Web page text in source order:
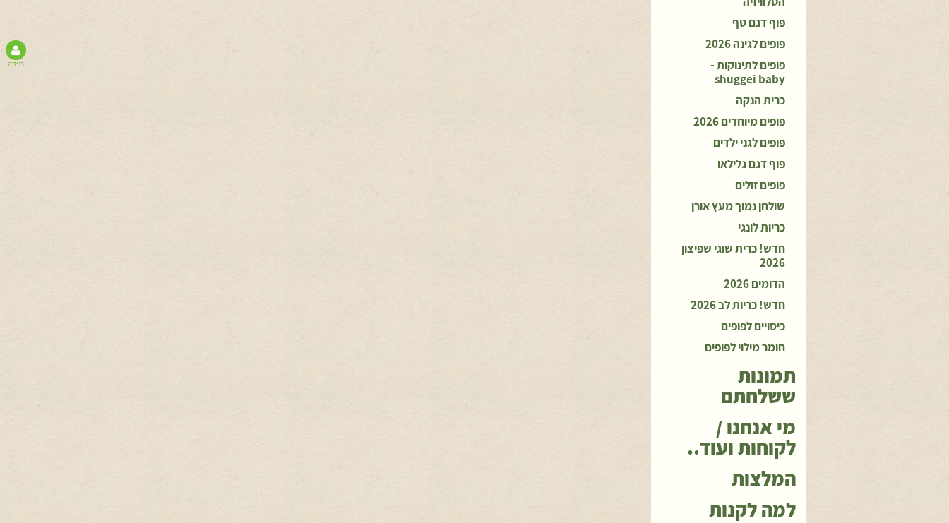
פוף דגם טף
פופים לגינה 2026
פופים לתינוקות -
shuggei baby
כרית הנקה
פופים מיוחדים 2026
פופים לגני ילדים
פוף דגם גלילאו
פופים זולים
שולחן נמוך מעץ אורן
כריות לונגי
חדש! כרית שוגי שפיצון
2026
הדומים 2026
חדש! כריות לב 2026
כיסויים לפופים
חומר מילוי לפופים
תמונות
ששלחתם
מי אנחנו /
לקוחות ועוד..
המלצות
למה לקנות
כניסה